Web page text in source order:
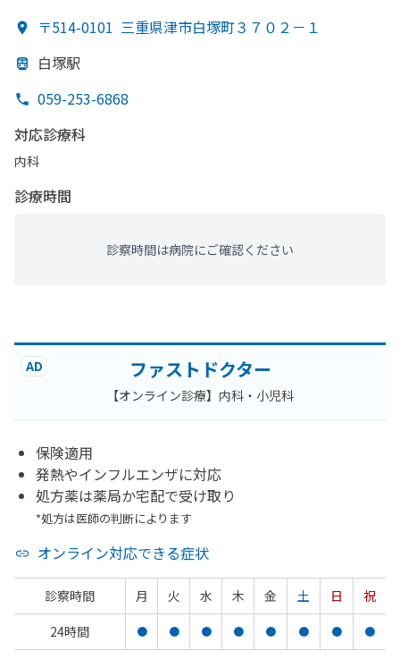
〒514-0101 三重県津市白塚町３７０２－１
白塚駅
059-253-6868
対応診療科
内科
診療時間
診察時間は病院にご確認ください
AD ファストドクター
【オンライン診療】内科・小児科
保険適用
発熱やインフルエンザに対応
処方薬は薬局か宅配で受け取り
*処方は医師の判断によります
オンライン対応できる症状
診察時間 月 火 水 木 金 土 日
祝
24時間
● ● ● ● ● ● ● ●